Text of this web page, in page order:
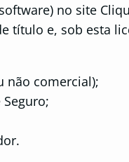
no site
título e, sob esta
não comercial);